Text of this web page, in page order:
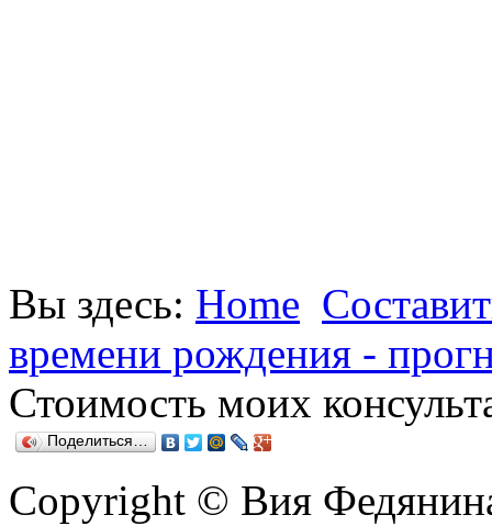
Вы здесь: Home
времени рождения -
Стоимость моих
Поделиться…
Copyright © Вия